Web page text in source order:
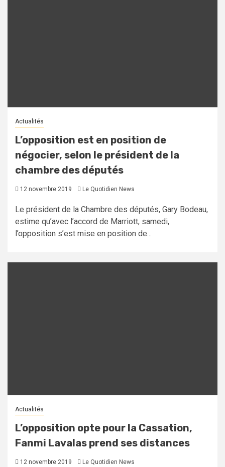
Actualités
L’opposition est en position de
négocier, selon le président de la
chambre des députés
12 novembre 2019 Le Quotidien News
Le président de la Chambre des députés, Gary Bodeau,
estime qu’avec l’accord de Marriott, samedi,
l’opposition s’est mise en position de...
Actualités
L’opposition opte pour la Cassation,
Fanmi Lavalas prend ses distances
12 novembre 2019 Le Quotidien News